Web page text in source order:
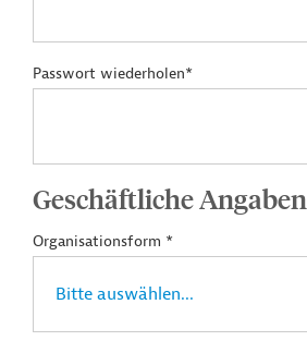
Passwort wiederholen*
Geschäftliche Angaben
Organisationsform *